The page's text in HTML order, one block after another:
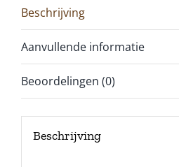
Beschrijving
Aanvullende informatie
Beoordelingen (0)
Beschrijving